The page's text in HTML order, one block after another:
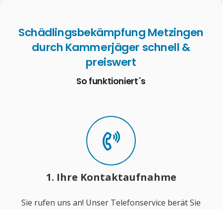
Schädlingsbekämpfung Metzingen
durch Kammerjäger schnell &
preiswert
So funktioniert´s
1. Ihre Kontaktaufnahme
Sie rufen uns an! Unser Telefonservice berät Sie